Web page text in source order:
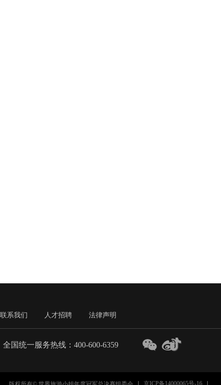
全国统一服务热线：400-600-6359
联系我们 人才招聘 法律声明
京ICP备14000065号-16